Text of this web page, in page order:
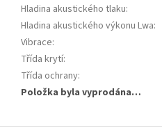
Hladina akustického tlaku:
Hladina akustického výkonu Lwa:
Vibrace:
Třída krytí:
Třída ochrany:
Položka byla vyprodána…